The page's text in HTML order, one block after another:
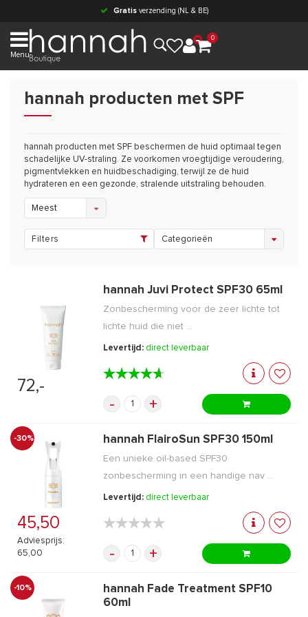
Gratisverzending (NL & BE)
Menu
0
hannah producten met SPF
hannah producten met SPF beschermen de huid optimaal tegen
schadelijke UV-straling. Ze voorkomen vroegtijdige veroudering,
pigmentvlekken en huidbeschadiging, terwijl ze de huid
hydrateren en een gezonde, stralende uitstraling behouden.
Meest
bekeken
Filters
Categorieën
72,-
hannah Juvi Protect SPF30 65ml
Zonbescherming voor de zeer lichte tot
lichte huid die niet ...
Levertijd: direct leverbaar
★★★★★
★★★★★
- +
-30%
45,50
Adviesprijs:
65,00
hannah FlairoSun SPF30 150ml
Een unieke oil-based SPF30
zonbescherming in een handige nav ...
Levertijd: direct leverbaar
★★★★★
★★★★★
- +
-10%
hannah Fade Treatment SPF10
60ml